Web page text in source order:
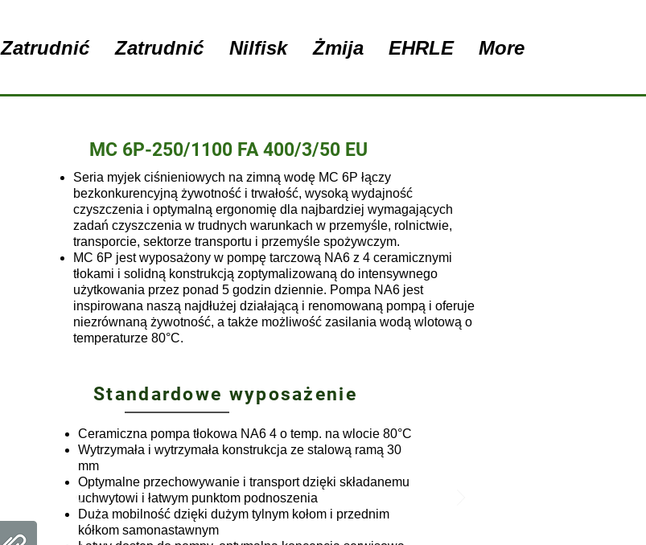
Zatrudnić Zatrudnić Nilfisk Żmija EHRLE More
MC 6P-250/1100 FA 400/3/50 EU
Seria myjek ciśnieniowych na zimną wodę MC 6P łączy
bezkonkurencyjną żywotność i trwałość, wysoką wydajność
czyszczenia i optymalną ergonomię dla najbardziej wymagających
zadań czyszczenia w trudnych warunkach w przemyśle, rolnictwie,
transporcie, sektorze transportu i przemyśle spożywczym.
MC 6P jest wyposażony w pompę tarczową NA6 z 4 ceramicznymi
tłokami i solidną konstrukcją zoptymalizowaną do intensywnego
użytkowania przez ponad 5 godzin dziennie. Pompa NA6 jest
inspirowana naszą najdłużej działającą i renomowaną pompą i oferuje
niezrównaną żywotność, a także możliwość zasilania wodą wlotową o
temperaturze 80°C.
Standardowe wyposażenie
Ceramiczna pompa tłokowa NA6 4 o temp. na wlocie 80°C
Wytrzymała i wytrzymała konstrukcja ze stalową ramą 30
mm
Optymalne przechowywanie i transport dzięki składanemu
uchwytowi i łatwym punktom podnoszenia
Duża mobilność dzięki dużym tylnym kołom i przednim
kółkom samonastawnym